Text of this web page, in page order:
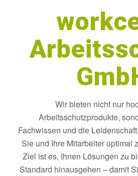
Wir bieten nicht nur
Arbeitsschutzprodukte,
Fachwissen und die
Sie und Ihre Mitarbeiter optimal
Ziel ist es, Ihnen Lösungen zu
Standard hinausgehen – damit